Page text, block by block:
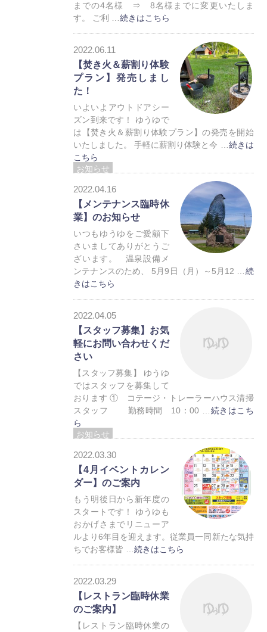
トレーラーハウス
までの4名様 ⇒ 8名様までに変更いたしま
す。 ご利 …続きはこちら
お知らせ
トレーラーハウス
2022.06.11
【焚き火＆薪割り体験
プラン】発売しまし
た！
いよいよアウトドアシー
ズン到来です！ ゆうゆで
は【焚き火＆薪割り体験プラン】の発売を開始
いたしました。 手軽に薪割り体験と今 … 続きは
こちら
トレーラーハウス
2022.04.16
【メンテナンス臨時休
業】のお知らせ
いつもゆうゆをご愛顧下
さいましてありがとうご
ざいます。 温泉設備メ
ンテナンスのため、 5月9日（月）～5月12 … 続
きはこちら
お知らせ
トレーラーハウス
2022.04.05
【スタッフ募集】お気
軽にお問い合わせくだ
さい
【スタッフ募集】 ゆうゆ
ではスタッフを募集して
おります ① コテージ・トレーラーハウス清掃
スタッフ 勤務時間 10：00 … 続きはこち
ら
2022.03.30
【4月イベントカレン
ダー】のご案内
もう明後日から新年度の
スタートです！ ゆうゆも
おかげさまでリニューア
ルより6年目を迎えます。従業員一同新たな気持
ちでお客様皆 …続きはこちら
2022.03.29
【レストラン臨時休業
のご案内】
【レストラン臨時休業の